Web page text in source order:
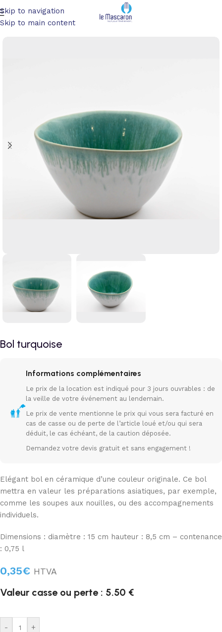
Skip to navigation
Skip to main content
Accueil/Art de la table Verrines et dinatoire
Bol turquoise
Informations complémentaires
Le prix de la location est indiqué pour 3 jours ouvrables : de
la veille de votre événement au lendemain.
Le prix de vente mentionne le prix qui vous sera facturé en
cas de casse ou de perte de l’article loué et/ou qui sera
déduit, le cas échéant, de la caution déposée.
Demandez votre devis gratuit et sans engagement !
Elégant bol en céramique d’une couleur originale. Ce bol
mettra en valeur les préparations asiatiques, par exemple,
comme les soupes aux nouilles, ou des accompagnements
individuels.
Dimensions : diamètre : 15 cm hauteur : 8,5 cm – contenance
: 0,75 l
0,35€ HTVA
Valeur casse ou perte : 5.50 €
- +